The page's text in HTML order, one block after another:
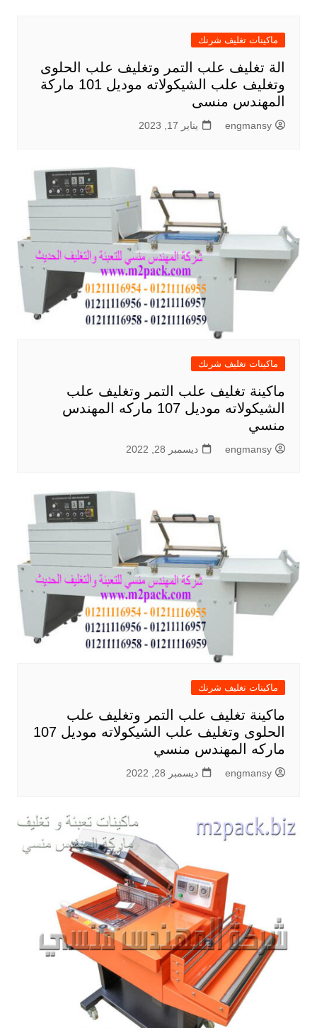
ماكينات تغليف شرنك
الة تغليف علب التمر وتغليف علب الحلوى
وتغليف علب الشيكولاته موديل 101 ماركة
المهندس منسى
engmansy يناير 17, 2023
ماكينات تغليف شرنك
ماكينة تغليف علب التمر وتغليف علب
الشيكولاته موديل 107 ماركه المهندس
منسي
engmansy ديسمبر 28, 2022
ماكينات تغليف شرنك
ماكينة تغليف علب التمر وتغليف علب
الحلوى وتغليف علب الشيكولاته موديل 107
ماركه المهندس منسي
engmansy ديسمبر 28, 2022